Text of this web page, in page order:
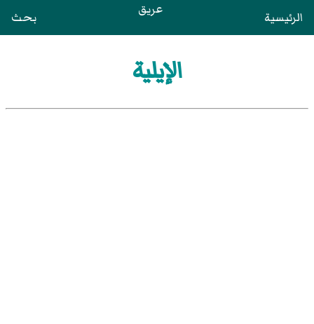
الرئيسية عريق بحث
الإيلية